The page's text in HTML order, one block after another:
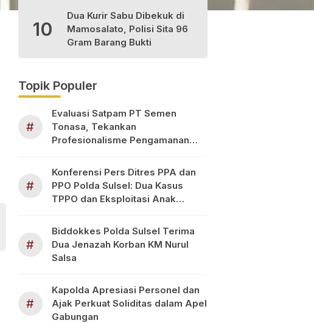
10
Dua Kurir Sabu Dibekuk di
Mamosalato, Polisi Sita 96
Gram Barang Bukti
Topik Populer
#
Evaluasi Satpam PT Semen
Tonasa, Tekankan
Profesionalisme Pengamanan
#
Konferensi Pers Ditres PPA dan
PPO Polda Sulsel: Dua Kasus
TPPO dan Eksploitasi Anak
#
Biddokkes Polda Sulsel Terima
Dua Jenazah Korban KM Nurul
Salsa
#
Kapolda Apresiasi Personel dan
Ajak Perkuat Soliditas dalam Apel
Gabungan